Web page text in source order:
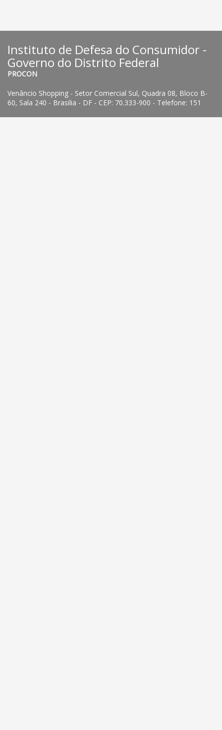
Instituto de Defesa do Consumidor -
Governo do Distrito Federal
PROCON
Venâncio Shopping - Setor Comercial Sul, Quadra 08, Bloco B-
60, Sala 240 - Brasilia - DF - CEP: 70.333-900 - Telefone: 151